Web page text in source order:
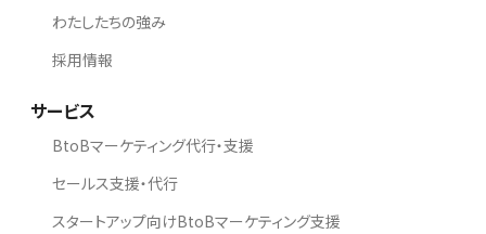
わたしたちの強み
採用情報
サービス
BtoBマーケティング代行・支援
セールス支援・代行
スタートアップ向けBtoBマーケティング支援